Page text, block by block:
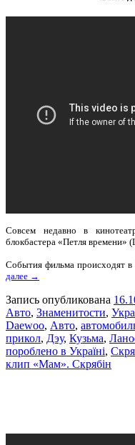
Совсем недавно в
блокбастера «Петля времени»
События фильма происходят
далее →
Запись опубликована
Авто, Знаменитости,
Daewoo, Авто,
прикол, Дэу, Кузьма,
пороблено в Україні,
клип «Мам». Скрябін